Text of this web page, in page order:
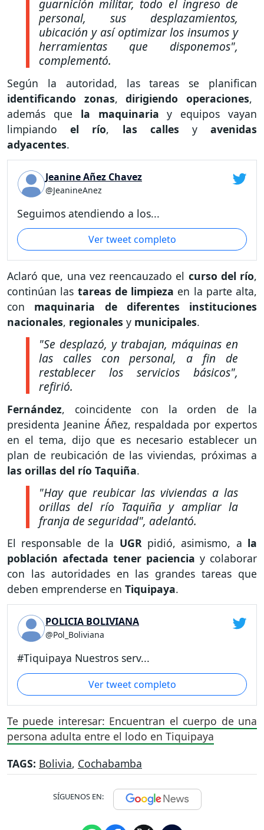
guarnición militar, todo el ingreso de
personal, sus desplazamientos,
ubicación y así optimizar los insumos y
herramientas que disponemos",
complementó.
Según la autoridad, las tareas se planifican
identificando zonas, dirigiendo operaciones,
además que la maquinaria y equipos vayan
limpiando el río, las calles yavenidas
adyacentes.
Jeanine Añez Chavez
@JeanineAnez
Seguimos atendiendo a los...
Ver tweet completo
Aclaró que, una vez reencauzado el curso del río,
continúan las tareas de limpieza en la parte alta,
con maquinaria de diferentes instituciones
nacionales, regionales y municipales.
"Se desplazó, y trabajan, máquinas en
las calles con personal, a fin de
restablecer los servicios básicos",
refirió.
Fernández, coincidente con la orden de la
presidenta Jeanine Áñez, respaldada por expertos
en el tema, dijo que es necesario establecer un
plan de reubicación de las viviendas, próximas a
las orillas del río Taquiña.
"Hay que reubicar las viviendas a las
orillas del río Taquiña y ampliar la
franja de seguridad", adelantó.
El responsable de la UGRpidió, asimismo, a la
población afectada tener paciencia y colaborar
con las autoridades en las grandes tareas que
deben emprenderse en Tiquipaya.
POLICIA BOLIVIANA
@Pol_Boliviana
#Tiquipaya Nuestros serv...
Ver tweet completo
Te puede interesar: Encuentran el cuerpo de una
persona adulta entre el lodo en Tiquipaya
TAGS: Bolivia, Cochabamba
SÍGUENOS EN: